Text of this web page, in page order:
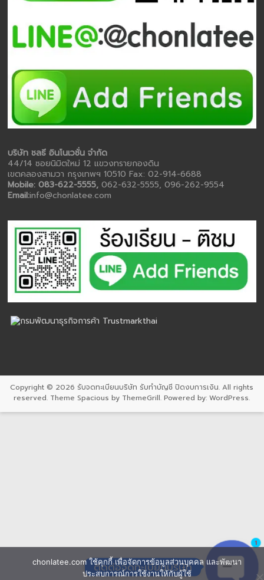
บริษัท ชลธี อินโนเวชั่น จำกัด
44/14 ซอยนิมิตใหม่ 12 แขวงทรายกองดิน
เขตคลองสามวา กรุงเทพฯ 10510 Fax: 02-914-6688
Mobile: 083-622-5555,062-632-5555, 096-262-9554
Email:info@chonlatee.com
Copyright © 2026 รับจดทะเบียนบริษัท รับทำบัญชี ปิดงบการเงิน. All rights
reserved. ThemeSpacious by ThemeGrill. Powered by:WordPress.
chonlatee.com ใช้คุกกี้ เพื่อจัดการข้อมูลส่วนบุคคล และพัฒนา
ประสบการณ์การใช้งานให้กับผู้ใช้
ติดต่อจดทะเบียนบริษัท
1